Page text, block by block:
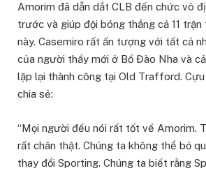
Amorim đã dẫn dắt CLB đến chức vô
trước và giúp đội bóng thắng cả 11 trận
này. Casemiro rất ấn tượng với tất cả
của người thầy mới ở Bồ Đào Nha và
lặp lại thành công tại Old Trafford.
chia sẻ:
“Mọi người đều nói rất tốt về Amorim.
rất chân thật. Chúng ta không thể bỏ
thay đổi Sporting. Chúng ta biết rằng